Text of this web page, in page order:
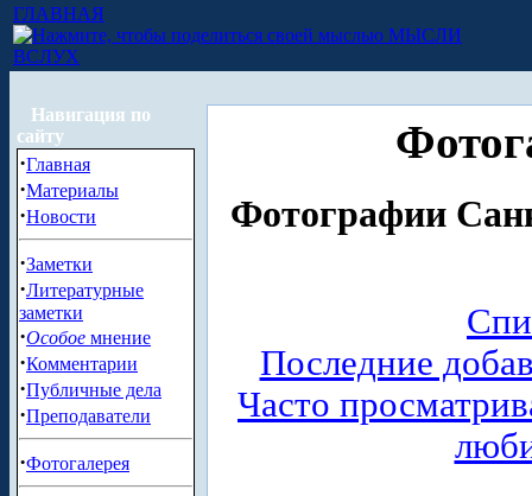
ГЛАВНАЯ
МЫСЛИ
ВСЛУХ
Навигация по
сайту
·Главная
·Материалы
·Новости
·Заметки
·Литературные
заметки
·Особое мнение
·Комментарии
·Публичные дела
·Преподаватели
·Фотогалерея
Фотографии
Последние
Часто